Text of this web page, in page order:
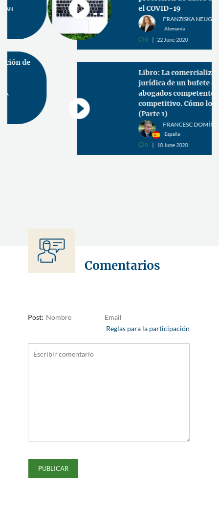
el COVID-19
FRANZISKA NEUGEBAUER
Alemania
22 June 2020
Libro: La comercialización
jurídica de un bufete de
abogados competente a uno
competitivo. Cómo lograrlo
FRANCESC DOMÍNGUEZ
España
18 June 2020
Comentarios
Post:
Reglas para la participación